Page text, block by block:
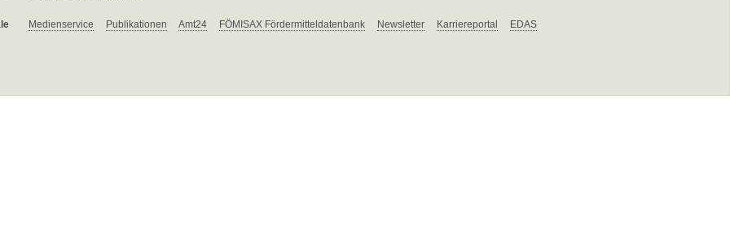
Medienservice Publikationen Amt24 FÖMISAX Fördermitteldatenbank Newsletter Karriereportal EDAS